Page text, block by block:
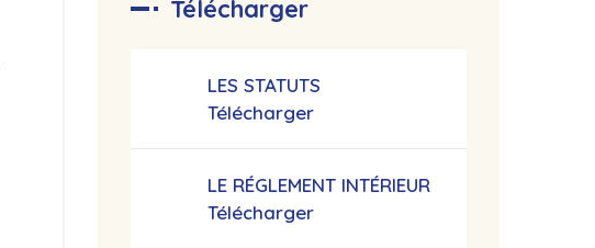
Télécharger
LES STATUTS
Télécharger
LE RÉGLEMENT INTÉRIEUR
Télécharger